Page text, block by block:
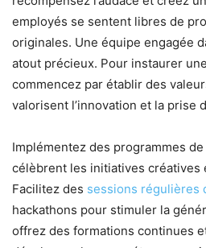
employés se sentent libres de
originales. Une équipe engagée
atout précieux. Pour instaurer
commencez par établir des
valorisent l’innovation et la prise
Implémentez des programmes
célèbrent les initiatives créatives
Facilitez des sessions régulières
hackathons pour stimuler la
offrez des formations continues